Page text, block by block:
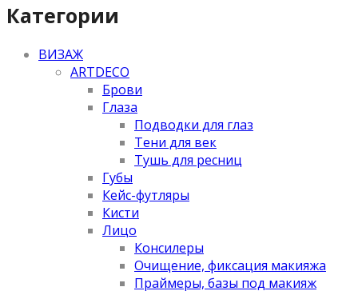
Категории
ВИЗАЖ
ARTDECO
Брови
Глаза
Подводки для глаз
Тени для век
Тушь для ресниц
Губы
Кейс-футляры
Кисти
Лицо
Консилеры
Очищение, фиксация макияжа
Праймеры, базы под макияж